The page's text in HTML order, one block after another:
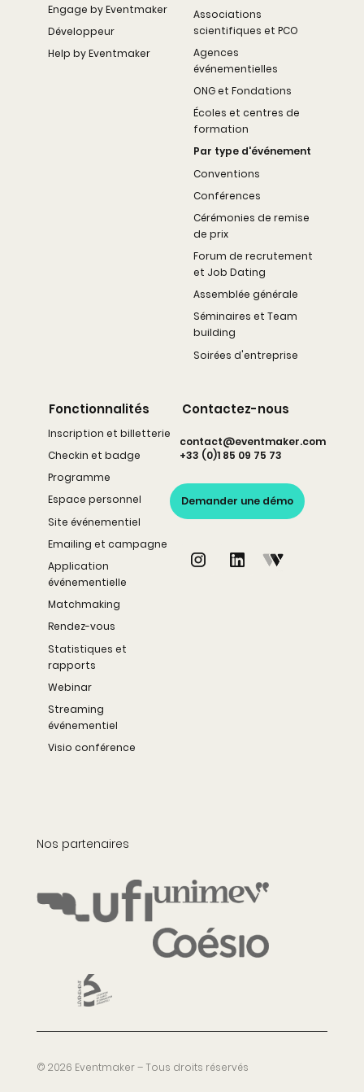
Engage by Eventmaker
Développeur
Help by Eventmaker
Associations
scientifiques et PCO
Agences
événementielles
ONG et Fondations
Écoles et centres de
formation
Par type d'événement
Conventions
Conférences
Cérémonies de remise
de prix
Forum de recrutement
et Job Dating
Assemblée générale
Séminaires et Team
building
Soirées d'entreprise
Fonctionnalités
Inscription et billetterie
Checkin et badge
Programme
Espace personnel
Site événementiel
Emailing et campagne
Application
événementielle
Matchmaking
Rendez-vous
Statistiques et
rapports
Webinar
Streaming
événementiel
Visio conférence
Contactez-nous
contact@eventmaker.com
+33 (0)1 85 09 75 73
Demander une démo
Nos partenaires
© 2026 Eventmaker – Tous droits réservés